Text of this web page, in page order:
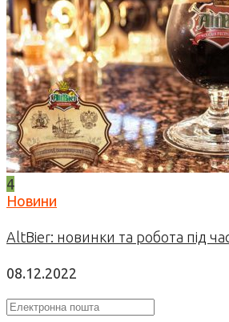
4
Новини
AltBier: новинки та робота під
08.12.2022